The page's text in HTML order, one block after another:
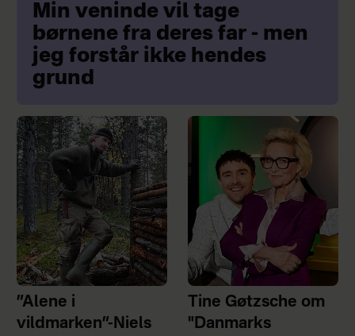
Min veninde vil tage
børnene fra deres far - men
jeg forstår ikke hendes
grund
”Alene i
vildmarken”-Niels
Tine Gøtzsche om
"Danmarks